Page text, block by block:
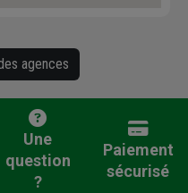
agences
Une
question
?
Paiement
sécurisé